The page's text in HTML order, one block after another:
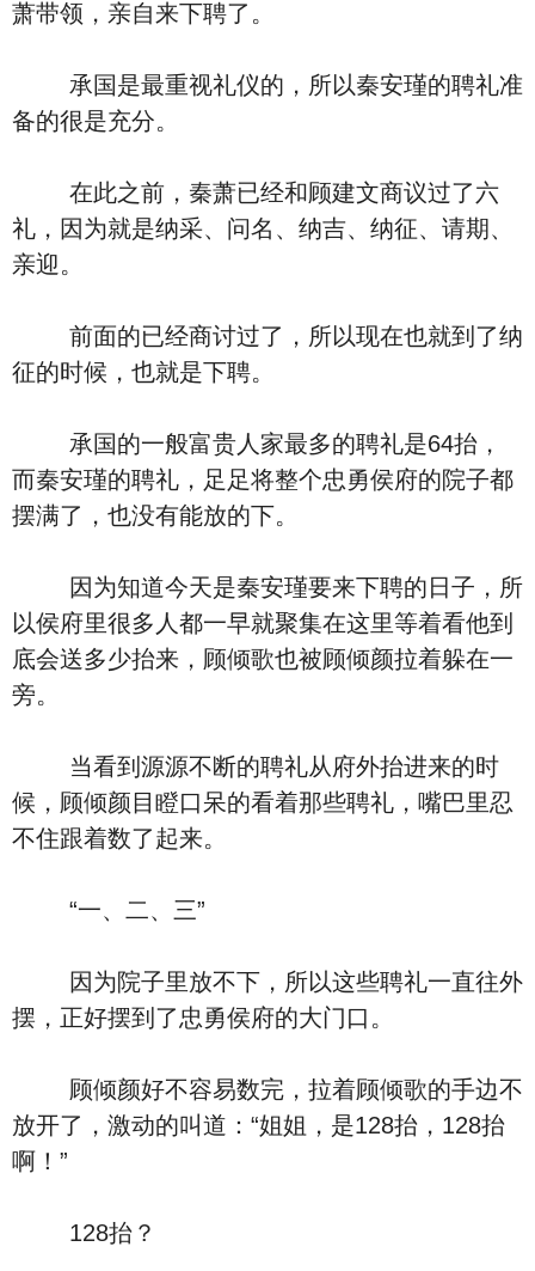
萧带领，亲自来下聘了。
承国是最重视礼仪的，所以秦安瑾的聘礼准
备的很是充分。
在此之前，秦萧已经和顾建文商议过了六
礼，因为就是纳采、问名、纳吉、纳征、请期、
亲迎。
前面的已经商讨过了，所以现在也就到了纳
征的时候，也就是下聘。
承国的一般富贵人家最多的聘礼是64抬，
而秦安瑾的聘礼，足足将整个忠勇侯府的院子都
摆满了，也没有能放的下。
因为知道今天是秦安瑾要来下聘的日子，所
以侯府里很多人都一早就聚集在这里等着看他到
底会送多少抬来，顾倾歌也被顾倾颜拉着躲在一
旁。
当看到源源不断的聘礼从府外抬进来的时
候，顾倾颜目瞪口呆的看着那些聘礼，嘴巴里忍
不住跟着数了起来。
“一、二、三”
因为院子里放不下，所以这些聘礼一直往外
摆，正好摆到了忠勇侯府的大门口。
顾倾颜好不容易数完，拉着顾倾歌的手边不
放开了，激动的叫道：“姐姐，是128抬，128抬
啊！”
128抬？